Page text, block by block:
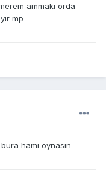
ammaki orda
mp
hami oynasin